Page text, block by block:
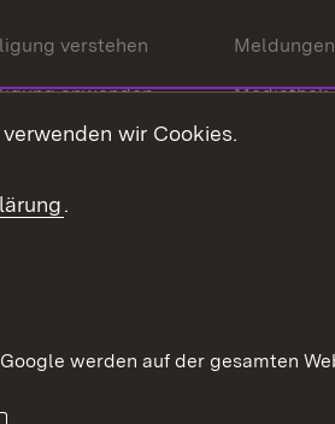
verstehen
anwenden
stärken
Meldungen
Mediathek
wir Cookies.
.
werden auf der gesamten